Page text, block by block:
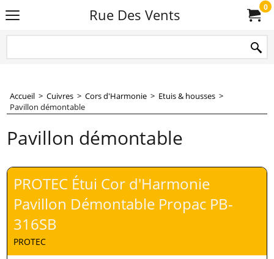
Rue Des Vents 0
Accueil > Cuivres > Cors d'Harmonie > Etuis & housses >
Pavillon démontable
Pavillon démontable
PROTEC Étui Cor d'Harmonie
Pavillon Démontable Propac PB-
316SB
PROTEC